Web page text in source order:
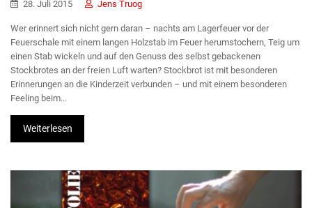
28. Juli 2015 Jens Truog
Wer erinnert sich nicht gern daran – nachts am Lagerfeuer vor der
Feuerschale mit einem langen Holzstab im Feuer herumstochern, Teig um
einen Stab wickeln und auf den Genuss des selbst gebackenen
Stockbrotes an der freien Luft warten? Stockbrot ist mit besonderen
Erinnerungen an die Kinderzeit verbunden – und mit einem besonderen
Feeling beim...
Weiterlesen